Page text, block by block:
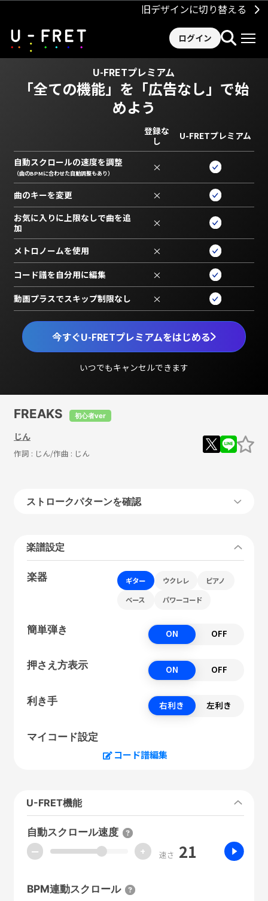
旧デザインに切り替える
ログイン
U-FRETプレミアム
「全ての機能」を 「広告なし」で始
めよう
今すぐU-FRETプレミアムをはじめる
いつでもキャンセルできます
登録な
し
U-FRETプレミアム
自動スクロールの速度を調整
（曲のBPMに合わせた自動調整もあり） ×
曲のキーを変更 ×
お気に入りに上限なしで曲を追
加
×
メトロノームを使用 ×
コード譜を自分用に編集 ×
動画プラスでスキップ制限なし ×
FREAKS 初心者ver
じん
作詞 : じん/作曲 : じん
ストロークパターンを確認
楽譜設定
楽器 ギター ウクレレ ピアノ
ベース パワーコード
簡単弾き ON OFF
押さえ方表示 ON OFF
利き手 右利き 左利き
マイコード設定
コード譜編集
U-FRET機能
自動スクロール速度
ー + 速さ 21
BPM連動スクロール